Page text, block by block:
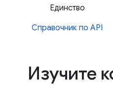
Единство
Справочник по API
Изучите